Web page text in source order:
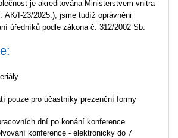
je akreditována Ministerstvem vnitra
AK/I-23/2025.), jsme tudíž oprávněni
úředníků podle zákona č. 312/2002 Sb.
pouze pro účastníky prezenční formy
dní po konání konference
konference - elektronicky do 7